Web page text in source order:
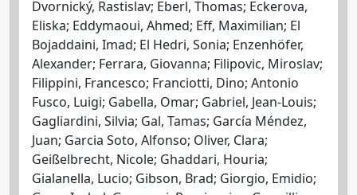
Dvornický, Rastislav; Eberl, Thomas; Eckerova,
Eliska; Eddymaoui, Ahmed; Eff, Maximilian; El
Bojaddaini, Imad; El Hedri, Sonia; Enzenhöfer,
Alexander; Ferrara, Giovanna; Filipovic, Miroslav;
Filippini, Francesco; Franciotti, Dino; Antonio
Fusco, Luigi; Gabella, Omar; Gabriel, Jean-Louis;
Gagliardini, Silvia; Gal, Tamas; García Méndez,
Juan; Garcia Soto, Alfonso; Oliver, Clara;
Geißelbrecht, Nicole; Ghaddari, Houria;
Gialanella, Lucio; Gibson, Brad; Giorgio, Emidio;